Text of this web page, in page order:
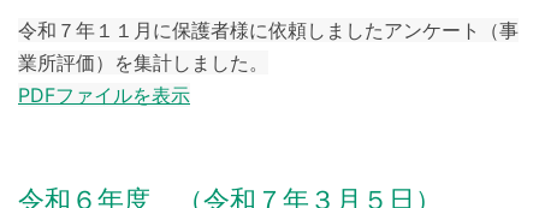
令和７年１１月に保護者様に依頼しましたアンケート（事
業所評価）を集計しました。
PDFファイルを表示
令和６年度 （令和７年３月５日）